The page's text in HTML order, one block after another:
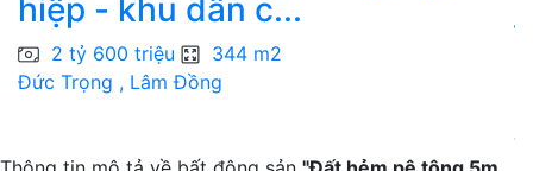
hiệp - khu dân c...
2 tỷ 600 triệu
344 m2
Đức Trọng , Lâm Đồng